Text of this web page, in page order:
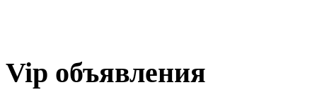
Vip объявления